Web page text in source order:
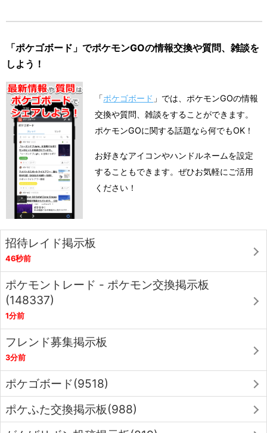
「ポケゴボード」でポケモンGOの情報交換や質問、雑談を
しよう！
「ポケゴボード 」では、ポケモンGOの情報
交換や質問、雑談をすることができます。
ポケモンGOに関する話題なら何でもOK！
お好きなアイコンやハンドルネームを設定
することもできます。ぜひお気軽にご活用
ください！
招待レイド掲示板
46秒前
ポケモントレード - ポケモン交換掲示板
(148337)
1分前
フレンド募集掲示板
3分前
ポケゴボード(9518)
ポケふた交換掲示板(988)